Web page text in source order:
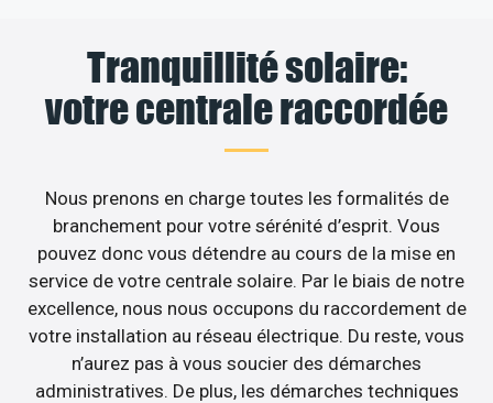
Tranquillité solaire:
votre centrale raccordée
Nous prenons en charge toutes les formalités de
branchement pour votre sérénité d’esprit. Vous
pouvez donc vous détendre au cours de la mise en
service de votre centrale solaire. Par le biais de notre
excellence, nous nous occupons du raccordement de
votre installation au réseau électrique. Du reste, vous
n’aurez pas à vous soucier des démarches
administratives. De plus, les démarches techniques